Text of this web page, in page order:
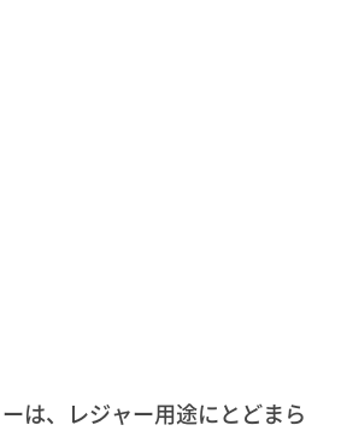
は、レジャー用途にとどまら